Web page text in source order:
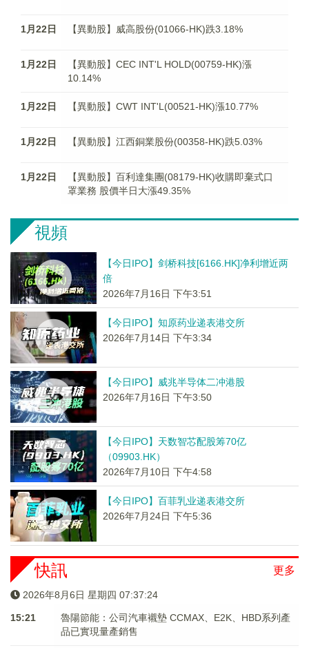
1月22日 【異動股】威高股份(01066-HK)跌3.18%
1月22日
【異動股】CEC INT'L HOLD(00759-HK)漲
10.14%
1月22日 【異動股】CWT INT'L(00521-HK)漲10.77%
1月22日 【異動股】江西銅業股份(00358-HK)跌5.03%
1月22日
【異動股】百利達集團(08179-HK)收購即棄式口
罩業務 股價半日大漲49.35%
視頻
【今日IPO】剑桥科技[6166.HK]净利增近两
倍
2026年7月16日 下午3:51
【今日IPO】知原药业递表港交所
2026年7月14日 下午3:34
【今日IPO】威兆半导体二冲港股
2026年7月16日 下午3:50
【今日IPO】天数智芯配股筹70亿
（09903.HK）
2026年7月10日 下午4:58
【今日IPO】百菲乳业递表港交所
2026年7月24日 下午5:36
更多
快訊
2026年8月6日 星期四 07:37:25
15:21
魯陽節能：公司汽車襯墊 CCMAX、E2K、HBD系列產
品已實現量產銷售